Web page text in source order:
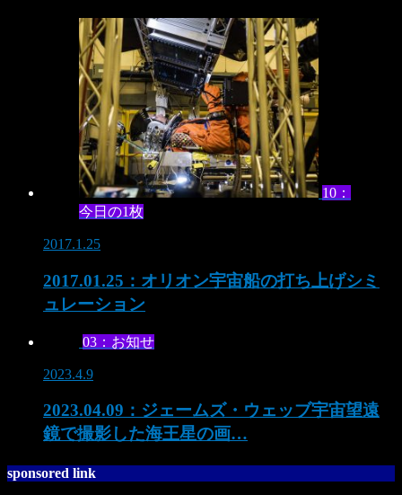
10：
今日の1枚
2017.1.25
2017.01.25：オリオン宇宙船の打ち上げシミ
ュレーション
03：お知せ
2023.4.9
2023.04.09：ジェームズ・ウェッブ宇宙望遠
鏡で撮影した海王星の画…
sponsored link